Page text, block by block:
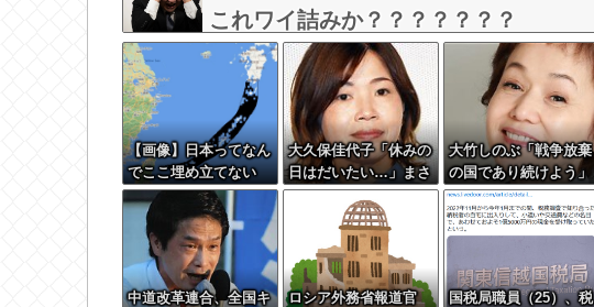
これワイ詰みか？？？？？？？
【画像】日本ってなん
でここ埋め立てない
の？
大久保佳代子「休みの
日はだいたい…」まさ
かの習慣を暴露ｗｗｗ
大竹しのぶ「戦争放棄
の国であり続けよう」
←この投稿が話題に
中道改革連合、全国キ
ロシア外務省報道官
国税局職員（25）、税